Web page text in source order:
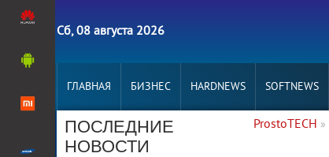
Сб, 08 августа 2026
ГЛАВНАЯ БИЗНЕС HARDNEWS SOFTNEWS
ПОСЛЕДНИЕ
НОВОСТИ
ProstoTECH »
3 632 0